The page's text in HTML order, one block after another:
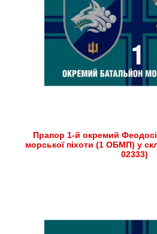
Прапор 1-й окремий
морської піхоти (1 ОБМП) у
02333)